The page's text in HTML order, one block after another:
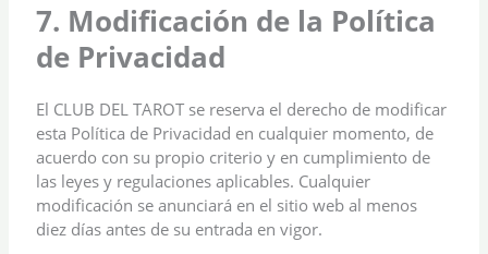
7. Modificación de la Política
de Privacidad
El CLUB DEL TAROT se reserva el derecho de modificar
esta Política de Privacidad en cualquier momento, de
acuerdo con su propio criterio y en cumplimiento de
las leyes y regulaciones aplicables. Cualquier
modificación se anunciará en el sitio web al menos
diez días antes de su entrada en vigor.